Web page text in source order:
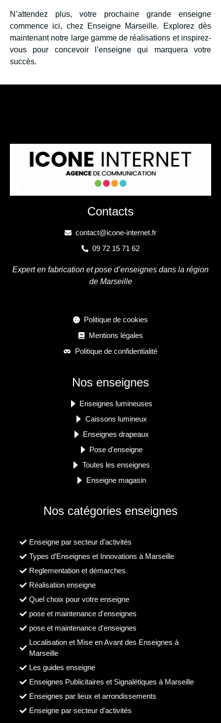
N’attendez plus, votre prochaine grande enseigne
commence ici, chez Enseigne Marseille. Explorez dès
maintenant notre large gamme de réalisations et inspirez-
vous pour concevoir l’enseigne qui marquera votre
succès.
Contacts
contact@icone-internet.fr
09 72 15 71 62
Expert en fabrication et pose d’enseignes dans la région
de Marseille
Politique de cookies
Mentions légales
Politique de confidentialité
Nos enseignes
Enseignes lumineuses
Caissons lumineux
Enseignes drapeaux
Pose d'enseigne
Toutes les enseignes
Enseigne magasin
Nos catégories enseignes
Enseigne par secteur d'activités
Types d’Enseignes et Innovations à Marseille
Reglementation et démarches
Réalisation enseigne
Quel choix pour votre enseigne
pose et maintenance d'enseignes
pose et maintenance d'enseignes
Localisation et Mise en Avant des Enseignes à
Marseille
Les guides enseigne
Enseignes Publicitaires et Signalétiques à Marseille
Enseignes par lieux et arrondissements
Enseigne par secteur d'activités